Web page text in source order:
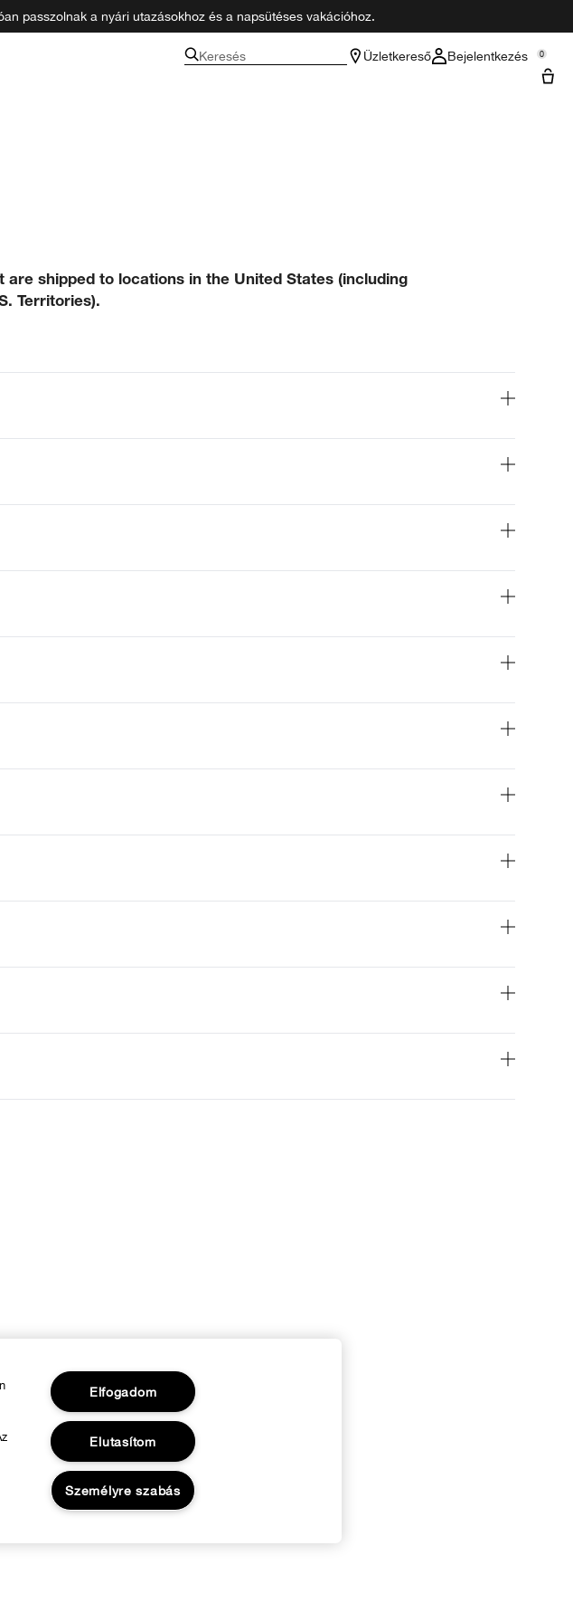
passzolnak a nyári utazásokhoz és a napsütéses vakációhoz.
Keresés Üzletkereső Bejelentkezés 0
shipped to locations in the United States (including
Territories).
Elfogadom
Elutasítom
Személyre szabás